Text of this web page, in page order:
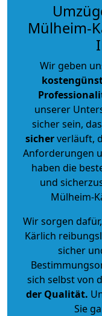
Mülheim-
Wir geben
unserer
sicher sein,
sicherverläuft,
Anforderungen
haben die
und
Mülheim-
Wir sorgen
Kärlich
sicher
sich selbst von
der Qualität.
Sie